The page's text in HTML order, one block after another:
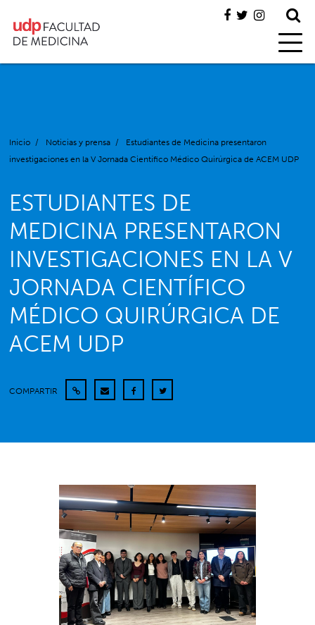
Inicio / Noticias y prensa /
Estudiantes de Medicina presentaron
investigaciones en la V Jornada Científico Médico Quirúrgica de ACEM UDP
ESTUDIANTES DE
MEDICINA PRESENTARON
INVESTIGACIONES EN LA V
JORNADA CIENTÍFICO
MÉDICO QUIRÚRGICA DE
ACEM UDP
COMPARTIR